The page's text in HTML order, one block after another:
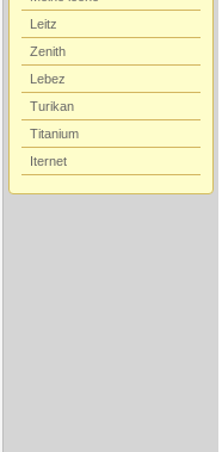
Leitz
Zenith
Lebez
Turikan
Titanium
Iternet